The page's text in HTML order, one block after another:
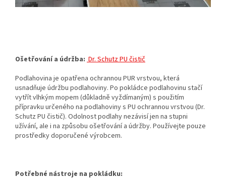
Ošetřování a údržba: Dr. Schutz PU čistič
Podlahovina je opatřena ochrannou PUR vrstvou, která
usnadňuje údržbu podlahoviny. Po pokládce podlahovinu stačí
vytřít vlhkým mopem (důkladně vyždímaným) s použitím
přípravku určeného na podlahoviny s PU ochrannou vrstvou (Dr.
Schutz PU čistič). Odolnost podlahy nezávisí jen na stupni
užívání, ale i na způsobu ošetřování a údržby. Používejte pouze
prostředky doporučené výrobcem.
Potřebné nástroje na pokládku: